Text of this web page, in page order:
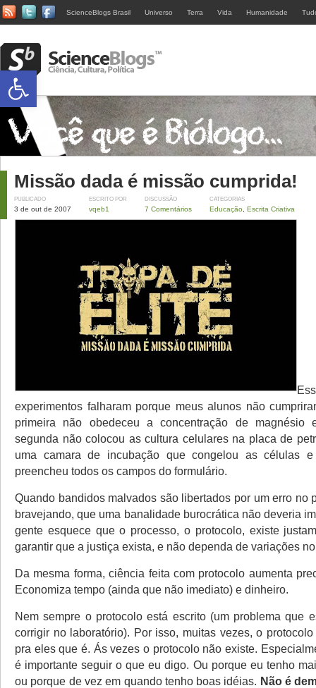
ScienceBlogs Brasil Universo Terra Vida Humanidade
Missão dada é missão cumprida!
PUBLICADO
3 de out de 2007
ESCRITO POR
vqeb1
DISCUSSÃO
7 Comentários
CATEGORIAS
Educação Escrita Criativa
experimentos falharam porque meus alunos não
primeira não obedeceu a concentração de magnésio
segunda não colocou as cultura celulares na placa de
uma camara de incubação que congelou as células
preencheu todos os campos do formulário.
Quando bandidos malvados são libertados por um erro no
bravejando, que uma banalidade burocrática não deveria
gente esquece que o processo, o protocolo, existe
garantir que a justiça exista, e não dependa de variações
Da mesma forma, ciência feita com protocolo aumenta
Economiza tempo (ainda que não imediato) e dinheiro.
Nem sempre o protocolo está escrito (um problema que
corrigir no laboratório). Por isso, muitas vezes, o
pra eles que é. Ás vezes o protocolo não existe.
é importante seguir o que eu digo. Ou porque eu tenho
ou porque de vez em quando tenho boas idéias. Não é
Abrir a barra de ferramentas